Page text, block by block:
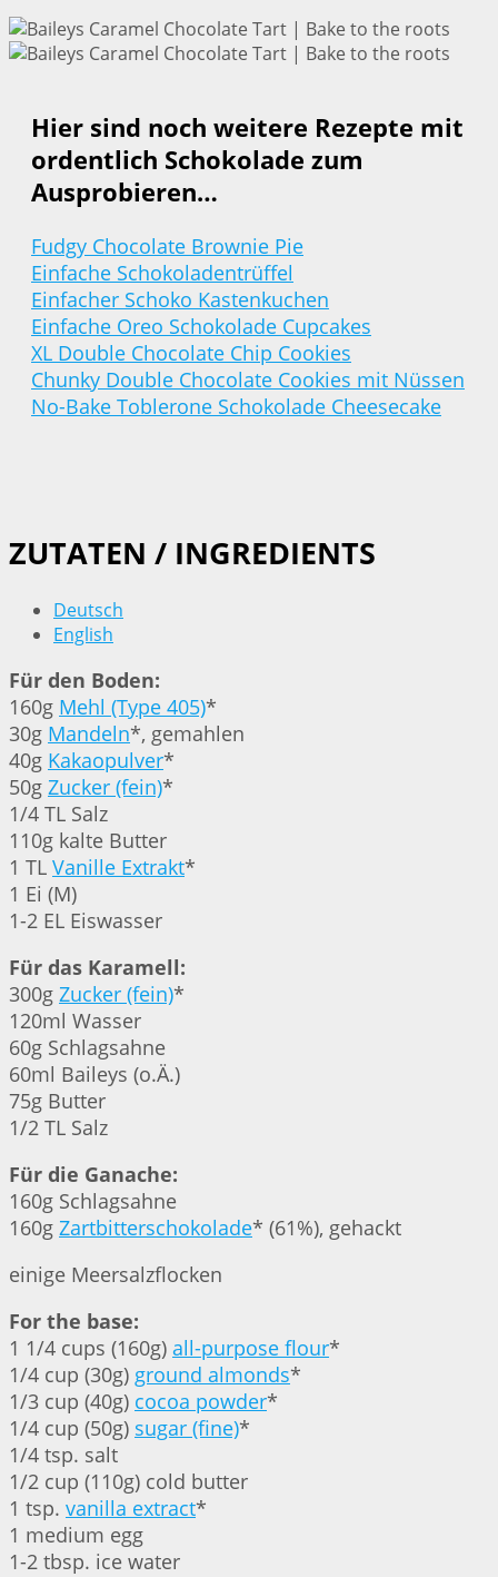
Hier sind noch weitere Rezepte mit
ordentlich Schokolade zum
Ausprobieren…
Fudgy Chocolate Brownie Pie
Einfache Schokoladentrüffel
Einfacher Schoko Kastenkuchen
Einfache Oreo Schokolade Cupcakes
XL Double Chocolate Chip Cookies
Chunky Double Chocolate Cookies mit Nüssen
No-Bake Toblerone Schokolade Cheesecake
ZUTATEN / INGREDIENTS
Deutsch
English
Für den Boden:
160g Mehl (Type 405)*
30g Mandeln*, gemahlen
40g Kakaopulver*
50g Zucker (fein)*
1/4 TL Salz
110g kalte Butter
1 TL Vanille Extrakt*
1 Ei (M)
1-2 EL Eiswasser
Für das Karamell:
300g Zucker (fein)*
120ml Wasser
60g Schlagsahne
60ml Baileys (o.Ä.)
75g Butter
1/2 TL Salz
Für die Ganache:
160g Schlagsahne
160g Zartbitterschokolade* (61%), gehackt
einige Meersalzflocken
For the base:
1 1/4 cups (160g) all-purpose flour*
1/4 cup (30g) ground almonds*
1/3 cup (40g) cocoa powder*
1/4 cup (50g) sugar (fine)*
1/4 tsp. salt
1/2 cup (110g) cold butter
1 tsp. vanilla extract*
1 medium egg
1-2 tbsp. ice water